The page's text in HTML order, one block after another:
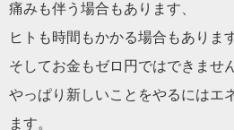
痛みも伴う場合もあります、
ヒトも時間もかかる場合もあります
そしてお金もゼロ円ではできませ
やっぱり新しいことをやるにはエ
ます。